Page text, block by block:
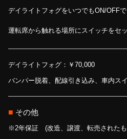
デイライトフォグをいつでもON/OFF
運転席から触れる場所にスイッチをセッ
デイライトフォグ：￥70,000
バンパー脱着、配線引き込み、車内ス
■ その他
※2年保証 (改造、譲渡、転売された